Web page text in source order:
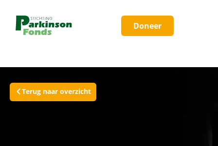
Doneer
Terug naar overzicht